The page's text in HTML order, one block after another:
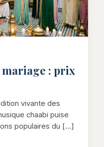
: prix
vivante des
chaabi puise
populaires du […]